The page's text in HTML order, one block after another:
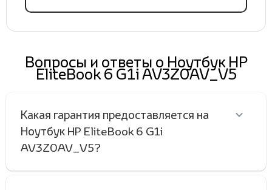
Вопросы и ответы о Ноутбук HP
EliteBook 6 G1i AV3Z0AV_V5
Какая гарантия предоставляется на
Ноутбук HP EliteBook 6 G1i
AV3Z0AV_V5?